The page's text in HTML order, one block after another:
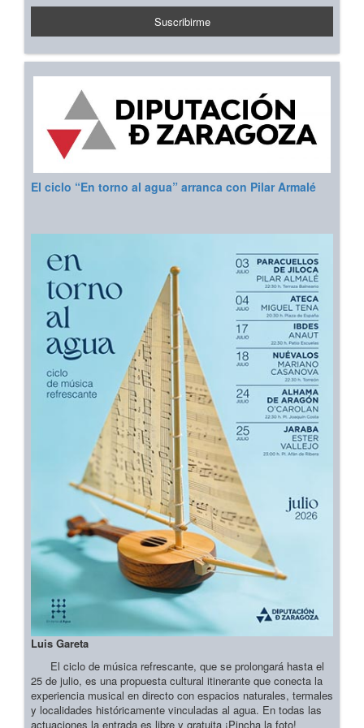
El ciclo “En torno al agua” arranca con Pilar Armalé
Luis Gareta
El ciclo de música refrescante, que se prolongará hasta el
25 de julio, es una propuesta cultural itinerante que conecta la
experiencia musical en directo con espacios naturales, termales
y localidades históricamente vinculadas al agua. En todas las
actuaciones la entrada es libre y gratuita ¡Pincha la foto!